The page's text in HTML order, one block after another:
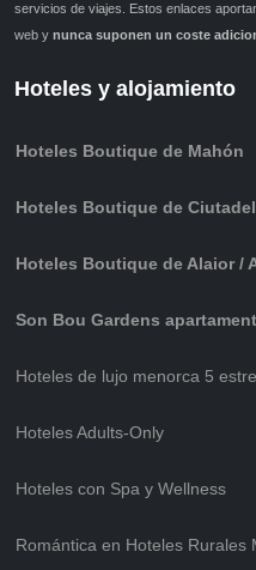
servicios de viajes. Estos enlaces
web y nunca suponen un coste
Hoteles y alojamiento
Hoteles Boutique de Mahón
Hoteles Boutique de
Hoteles Boutique de Alaior /
Son Bou Gardens
Hoteles de lujo menorca 5
Hoteles Adults-Only
Hoteles con Spa y Wellness
Romántica en Hoteles Rurales